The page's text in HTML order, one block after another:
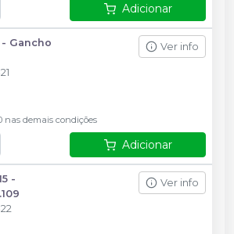
Adicionar
Gancho
Ver info
nas demais condições
Adicionar
-
Ver info